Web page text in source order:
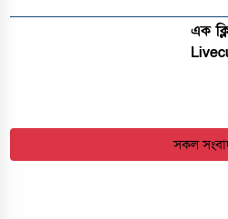
এক
সকল